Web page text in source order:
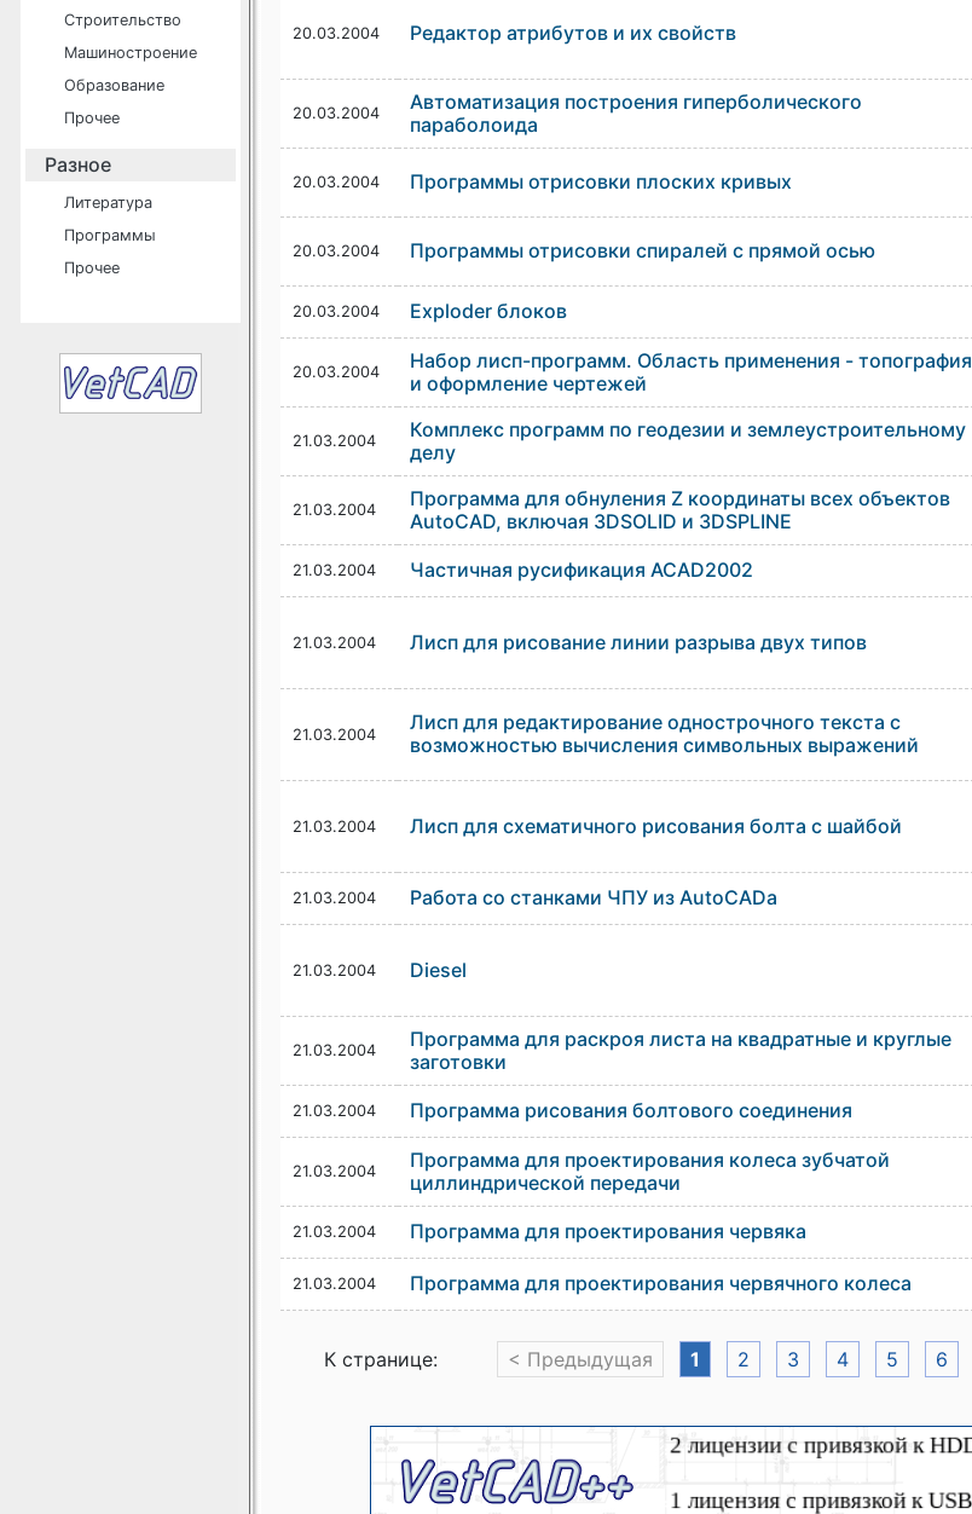
Строительство
Машиностроение
Образование
Прочее
Разное
Литература
Программы
Прочее
20.03.2004 Редактор атрибутов и их свойств
20.03.2004
Автоматизация построения гиперболического
параболоида
20.03.2004 Программы отрисовки плоских кривых
20.03.2004 Программы отрисовки спиралей с прямой осью
20.03.2004 Exploder блоков
20.03.2004
Набор лисп-программ. Область применения - топография
и оформление чертежей
21.03.2004
Комплекс программ по геодезии и землеустроительному
делу
21.03.2004
Программа для обнуления Z координаты всех объектов
AutoCAD, включая 3DSOLID и 3DSPLINE
21.03.2004 Частичная русификация ACAD2002
21.03.2004 Лисп для рисование линии разрыва двух типов
21.03.2004
Лисп для редактирование однострочного текста с
возможностью вычисления символьных выражений
21.03.2004 Лисп для схематичного рисования болта с шайбой
21.03.2004 Работа со станками ЧПУ из AutoCADa
21.03.2004 Diesel
21.03.2004
Программа для раскроя листа на квадратные и круглые
заготовки
21.03.2004 Программа рисования болтового соединения
21.03.2004
Программа для проектирования колеса зубчатой
циллиндрической передачи
21.03.2004 Программа для проектирования червяка
21.03.2004 Программа для проектирования червячного колеса
К странице: < Предыдущая 1 2 3 4 5 6